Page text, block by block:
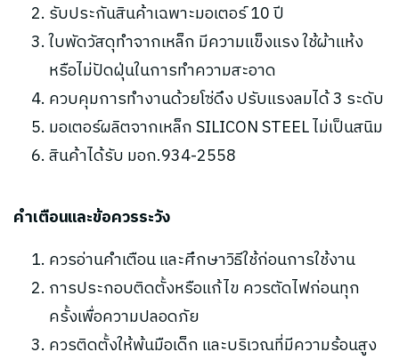
รับประกันสินค้าเฉพาะมอเตอร์ 10 ปี
ใบพัดวัสดุทำจากเหล็ก มีความแข็งแรง ใช้ผ้าแห้ง
หรือไม่ปัดฝุ่นในการทำความสะอาด
ควบคุมการทำงานด้วยโซ่ดึง ปรับแรงลมได้ 3 ระดับ
มอเตอร์ผลิตจากเหล็ก SILICON STEEL ไม่เป็นสนิม
สินค้าได้รับ มอก.934-2558
คำเตือนและข้อควรระวัง
ควรอ่านคำเตือน และศึกษาวิธีใช้ก่อนการใช้งาน
การประกอบติดตั้งหรือแก้ไข ควรตัดไฟก่อนทุก
ครั้งเพื่อความปลอดภัย
ควรติดตั้งให้พ้นมือเด็ก และบริเวณที่มีความร้อนสูง